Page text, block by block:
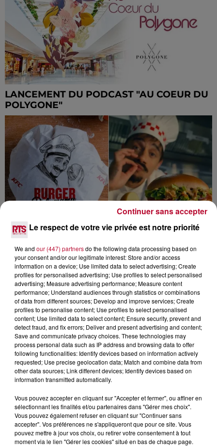
LANCEMENT DU PODCAST "AU COEUR DU
POLYGONE"
GOURMANDE ET INÉDITE
NOUVELLES CHAÎNES UHD DE FRANCE...
Le respect de votre vie privée est notre priorité
We and our (447) partnersdo the following data processing based on
your consent and/or our legitimate interest: Store and/or access
information on a device; Use limited data to select advertising; Create
profiles for personalised advertising; Use profiles to select personalised
advertising; Measure advertising performance; Measure content
performance; Understand audiences through statistics or combinations
of data from different sources; Develop and improve services; Create
profiles to personalise content; Use profiles to select personalised
content; Use limited data to select content; Ensure security, prevent and
detect fraud, and fix errors; Deliver and present advertising and content;
Save and communicate privacy choices. These technologies may
process personal data such as IP address and browsing data to offer
following functionalities: Identify devices based on information actively
requested; Use precise geolocation data; Match and combine data from
other data sources; Link different devices; Identify devices based on
information transmitted automatically.
Vous pouvez accepter en cliquant sur "Accepter et fermer", ou affiner en
sélectionnant les finalités et/ou partenaires dans "Gérer mes choix".
Vous pouvez également refuser en cliquant sur "Continuer sans
accepter". Vos préférences ne s'appliqueront que pour ce site. Vous
pouvez mettre à jour vos choix, ou retirer votre consentement à tout
moment via le lien "Gérer les cookies" situé en bas de chaque page.
Continuer sans accepter